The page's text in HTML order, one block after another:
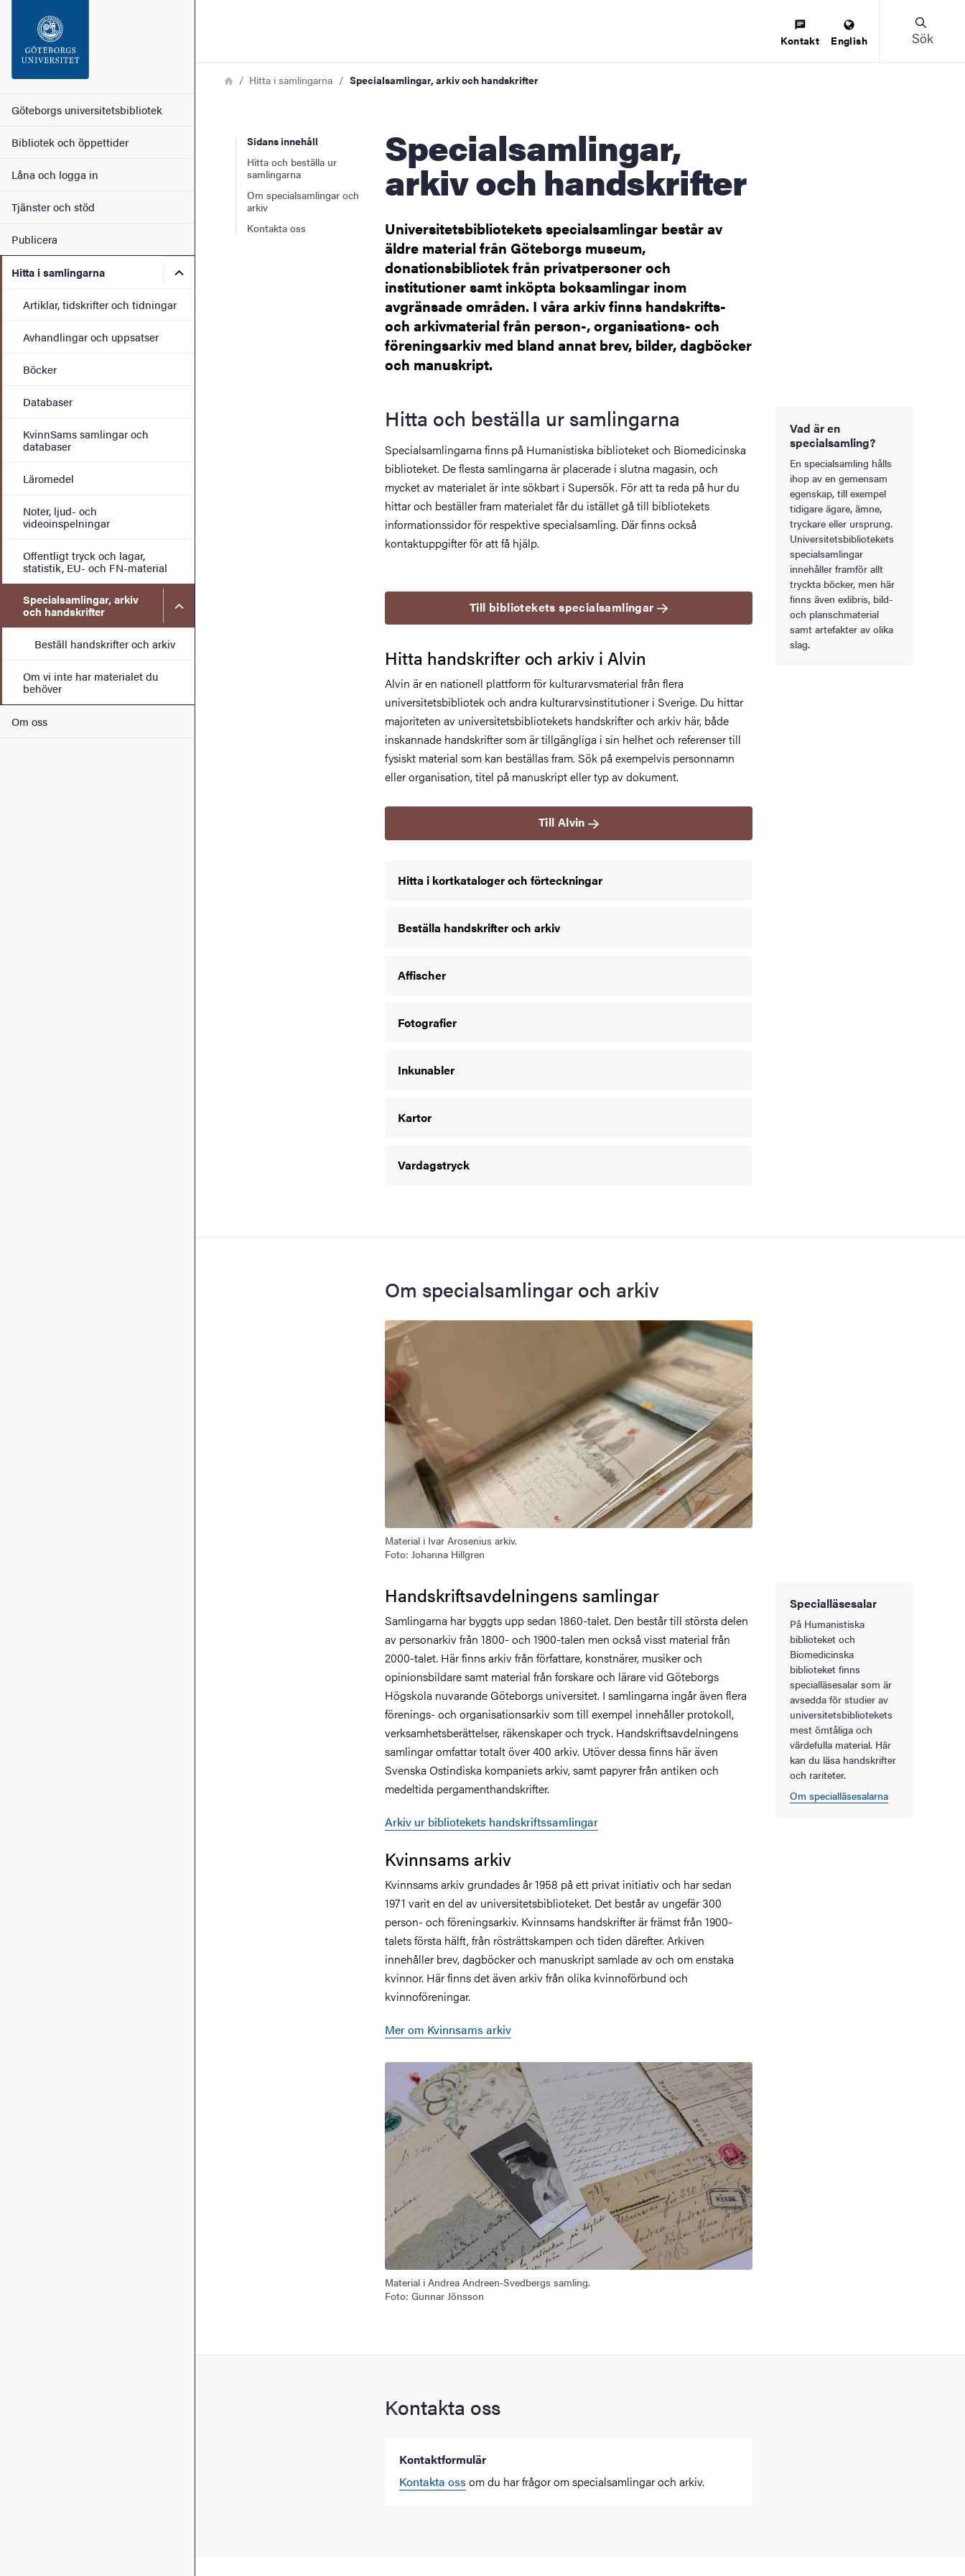
Sidfoten
Om webbplatsen
Huvudmeny
Göteborgs universitetsbibliotek
Bibliotek och öppettider
Låna och logga in
Tjänster och stöd
Publicera
Hitta i samlingarna Undermeny för Hitta i samlingarna
Artiklar, tidskrifter och tidningar
Avhandlingar och uppsatser
Böcker
Databaser
KvinnSams samlingar och
databaser
Läromedel
Noter, ljud- och
videoinspelningar
Offentligt tryck och lagar,
statistik, EU- och FN-material
Specialsamlingar, arkiv
och handskrifter
Undermeny för Specialsamlingar, arkiv och handskrifter
Beställ handskrifter och arkiv
Om vi inte har materialet du
behöver
Om oss
Kontakt English Sök
LänkstigHemHitta i samlingarna Specialsamlingar, arkiv och handskrifter
Sidans innehåll
Hitta och beställa ur
samlingarna
Om specialsamlingar och
arkiv
Kontakta oss
Specialsamlingar,
arkiv och handskrifter
Universitetsbibliotekets specialsamlingar består av
äldre material från Göteborgs museum,
donationsbibliotek från privatpersoner och
institutioner samt inköpta boksamlingar inom
avgränsade områden. I våra arkiv finns handskrifts-
och arkivmaterial från person-, organisations- och
föreningsarkiv med bland annat brev, bilder, dagböcker
och manuskript.
Hitta och beställa ur samlingarna
Specialsamlingarna finns på Humanistiska biblioteket och Biomedicinska
biblioteket. De flesta samlingarna är placerade i slutna magasin, och
mycket av materialet är inte sökbart i Supersök. För att ta reda på hur du
hittar och beställer fram materialet får du istället gå till bibliotekets
informationssidor för respektive specialsamling. Där finns också
kontaktuppgifter för att få hjälp.
Till bibliotekets specialsamlingar
Hitta handskrifter och arkiv i Alvin
Alvin är en nationell plattform för kulturarvsmaterial från flera
universitetsbibliotek och andra kulturarvsinstitutioner i Sverige. Du hittar
majoriteten av universitetsbibliotekets handskrifter och arkiv här, både
inskannade handskrifter som är tillgängliga i sin helhet och referenser till
fysiskt material som kan beställas fram. Sök på exempelvis personnamn
eller organisation, titel på manuskript eller typ av dokument.
Till Alvin
Hitta i kortkataloger och förteckningar
Beställa handskrifter och arkiv
Affischer
Fotografier
Inkunabler
Kartor
Vardagstryck
Vad är en
specialsamling?
En specialsamling hålls
ihop av en gemensam
egenskap, till exempel
tidigare ägare, ämne,
tryckare eller ursprung.
Universitetsbibliotekets
specialsamlingar
innehåller framför allt
tryckta böcker, men här
finns även exlibris, bild-
och planschmaterial
samt artefakter av olika
slag.
Om specialsamlingar och arkiv
Material i Ivar Arosenius arkiv.
Foto: Johanna Hillgren
Handskriftsavdelningens samlingar
Samlingarna har byggts upp sedan 1860-talet. Den består till största delen
av personarkiv från 1800- och 1900-talen men också visst material från
2000-talet. Här finns arkiv från författare, konstnärer, musiker och
opinionsbildare samt material från forskare och lärare vid Göteborgs
Högskola nuvarande Göteborgs universitet. I samlingarna ingår även flera
förenings- och organisationsarkiv som till exempel innehåller protokoll,
verksamhetsberättelser, räkenskaper och tryck. Handskriftsavdelningens
samlingar omfattar totalt över 400 arkiv. Utöver dessa finns här även
Svenska Ostindiska kompaniets arkiv, samt papyrer från antiken och
medeltida pergamenthandskrifter.
Arkiv ur bibliotekets handskriftssamlingar
Kvinnsams arkiv
Kvinnsams arkiv grundades år 1958 på ett privat initiativ och har sedan
1971 varit en del av universitetsbiblioteket. Det består av ungefär 300
person- och föreningsarkiv. Kvinnsams handskrifter är främst från 1900-
talets första hälft, från rösträttskampen och tiden därefter. Arkiven
innehåller brev, dagböcker och manuskript samlade av och om enstaka
kvinnor. Här finns det även arkiv från olika kvinnoförbund och
kvinnoföreningar.
Mer om Kvinnsams arkiv
Bild
Material i Andrea Andreen-Svedbergs samling.
Foto: Gunnar Jönsson
Specialläsesalar
På Humanistiska
biblioteket och
Biomedicinska
biblioteket finns
specialläsesalar som är
avsedda för studier av
universitetsbibliotekets
mest ömtåliga och
värdefulla material. Här
kan du läsa handskrifter
och rariteter.
Om specialläsesalarna
Kontakta oss
Kontaktformulär
Kontakta oss om du har frågor om specialsamlingar och arkiv.